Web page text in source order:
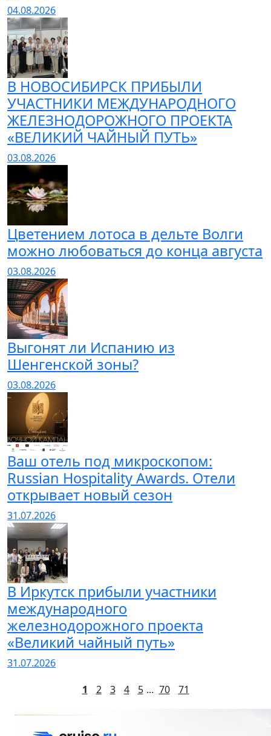
04.08.2026
В НОВОСИБИРСК ПРИБЫЛИ
УЧАСТНИКИ МЕЖДУНАРОДНОГО
ЖЕЛЕЗНОДОРОЖНОГО ПРОЕКТА
«ВЕЛИКИЙ ЧАЙНЫЙ ПУТЬ»
03.08.2026
Цветением лотоса в дельте Волги
можно любоваться до конца августа
03.08.2026
Выгонят ли Испанию из
Шенгенской зоны?
03.08.2026
Ваш отель под микроскопом:
Russian Hospitality Awards. Отели
открывает новый сезон
31.07.2026
В Иркутск прибыли участники
международного
железнодорожного проекта
«Великий чайный путь»
31.07.2026
1
2 3 4 5 ... 70 71